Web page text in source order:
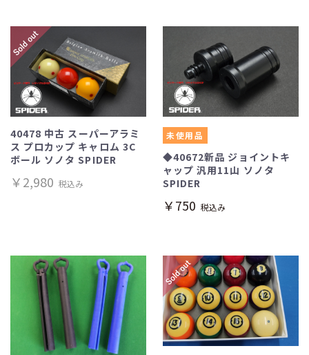
40478 中古 スーパーアラミ
ス プロカップ キャロム 3C
ボール ソノタ SPIDER
￥2,980 税込み
未使用品
◆40672新品 ジョイントキ
ャップ 汎用11山 ソノタ
SPIDER
￥750 税込み